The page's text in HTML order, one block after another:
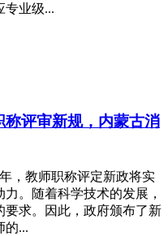
专业级...
评审新规，内蒙古消
，教师职称评定新政将实
。随着科学技术的发展，
求。因此，政府颁布了新
的...